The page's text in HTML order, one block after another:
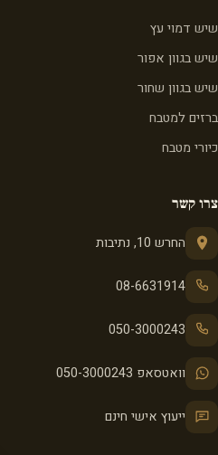
שיש דמוי עץ
שיש בגוון אפור
שיש בגוון שחור
ברזים למטבח
כיורי מטבח
צרו קשר
החרש 10, נתיבות
08-6631914
050-3000243
וואטסאפ 050-3000243
ייעוץ אישי חינם